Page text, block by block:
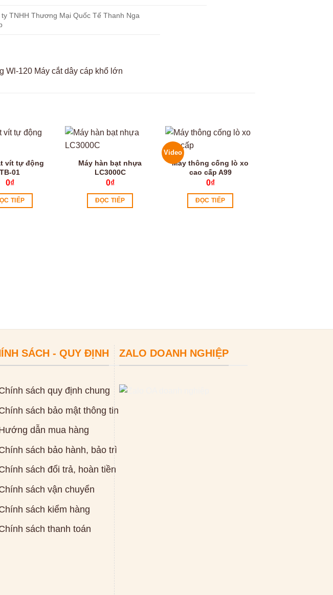
ty TNHH Thương Mại Quốc Tế Thanh Nga
vít tự động
TB-01
0₫
TIẾP
Máy hàn bạt nhựa
LC3000C
0₫
ĐỌC TIẾP
Video
Máy thông cống lò xo
cao cấp A99
0₫
ĐỌC TIẾP
SÁCH - QUY ĐỊNH
sách quy định chung
sách bảo mật thông tin
dẫn mua hàng
sách bảo hành, bảo trì
sách đổi trả, hoàn tiền
sách vận chuyển
sách kiểm hàng
sách thanh toán
ZALO DOANH NGHIỆP